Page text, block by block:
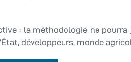
: la méthodologie ne
développeurs, monde